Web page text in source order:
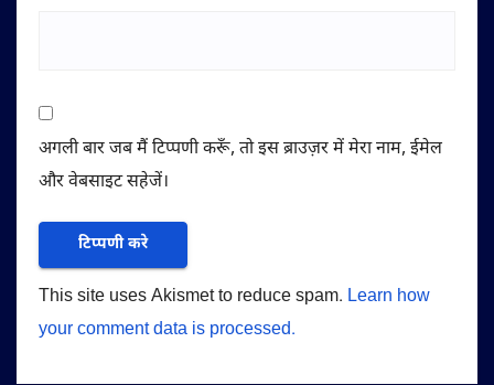
अगली बार जब मैं टिप्पणी करूँ, तो इस ब्राउज़र में मेरा नाम, ईमेल
और वेबसाइट सहेजें।
This site uses Akismet to reduce spam. Learn how
your comment data is processed.